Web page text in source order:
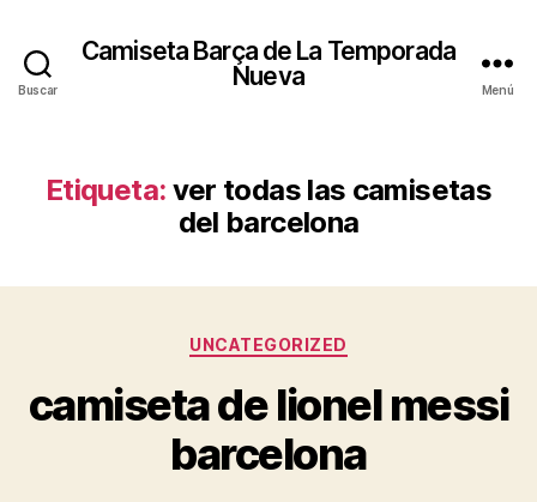
Buscar
Camiseta Barça de La Temporada
Nueva
Menú
Etiqueta: ver todas las camisetas
del barcelona
Categorías
UNCATEGORIZED
camiseta de lionel messi
barcelona